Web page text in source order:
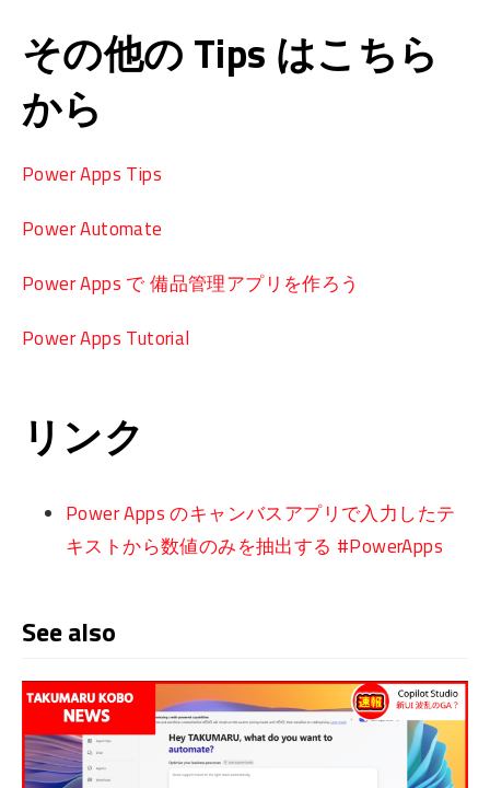
その他の Tips はこちら
から
Power Apps Tips
Power Automate
Power Apps で 備品管理アプリを作ろう
Power Apps Tutorial
リンク
Power Apps のキャンバスアプリで入力したテ
キストから数値のみを抽出する #PowerApps
See also